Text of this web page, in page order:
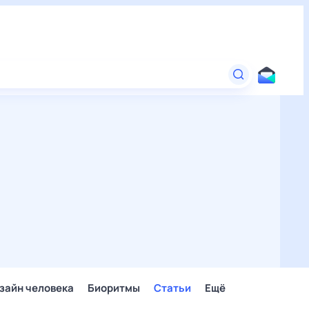
человека Биоритмы Статьи Ещё